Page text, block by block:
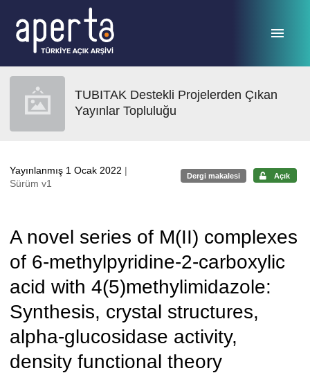
TUBITAK Destekli Projelerden Çıkan
Yayınlar Topluluğu
Yayınlanmış 1 Ocak 2022 |
Sürüm v1
Dergi makalesi Açık
A novel series of M(II) complexes
of 6-methylpyridine-2-carboxylic
acid with 4(5)methylimidazole:
Synthesis, crystal structures,
alpha-glucosidase activity,
density functional theory